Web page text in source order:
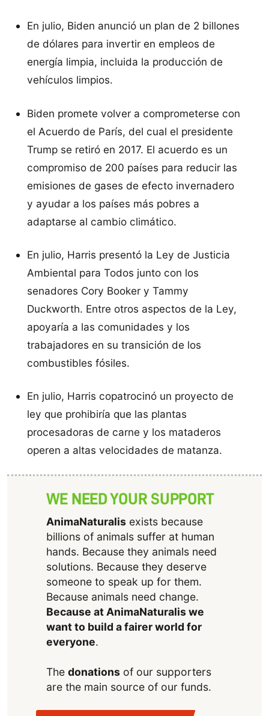
En julio, Biden anunció un plan de 2 billones
de dólares para invertir en empleos de
energía limpia, incluida la producción de
vehículos limpios.
Biden promete volver a comprometerse con
el Acuerdo de París, del cual el presidente
Trump se retiró en 2017. El acuerdo es un
compromiso de 200 países para reducir las
emisiones de gases de efecto invernadero
y ayudar a los países más pobres a
adaptarse al cambio climático.
En julio, Harris presentó la Ley de Justicia
Ambiental para Todos junto con los
senadores Cory Booker y Tammy
Duckworth. Entre otros aspectos de la Ley,
apoyaría a las comunidades y los
trabajadores en su transición de los
combustibles fósiles.
En julio, Harris copatrocinó un proyecto de
ley que prohibiría que las plantas
procesadoras de carne y los mataderos
operen a altas velocidades de matanza.
WE NEED YOUR SUPPORT
AnimaNaturalisexists because
billions of animals suffer at human
hands. Because they animals need
solutions. Because they deserve
someone to speak up for them.
Because animals need change.
Because at AnimaNaturalis we
want to build a fairer world for
everyone.
The donationsof our supporters
are the main source of our funds.